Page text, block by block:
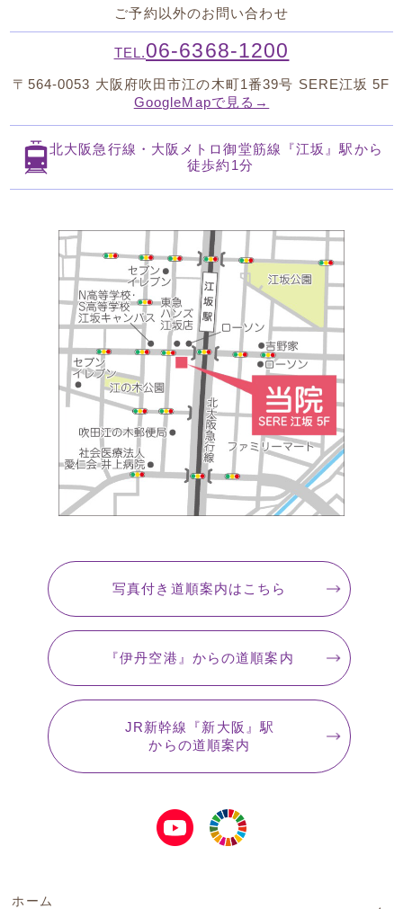
ご予約以外のお問い合わせ
TEL.06-6368-1200
〒564-0053 大阪府吹田市江の木町1番39号 SERE江坂 5F
GoogleMapで見る→
北大阪急行線・大阪メトロ御堂筋線
『江坂』駅から
徒歩約1分
写真付き道順案内はこちら
『伊丹空港』 からの道順案内
JR新幹線『新大阪』駅
からの道順案内
ホーム